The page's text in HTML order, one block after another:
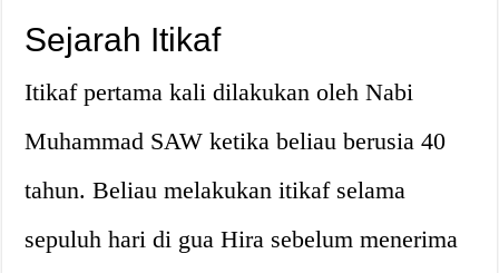
Sejarah Itikaf
Itikaf pertama kali dilakukan oleh Nabi
Muhammad SAW ketika beliau berusia 40
tahun. Beliau melakukan itikaf selama
sepuluh hari di gua Hira sebelum menerima